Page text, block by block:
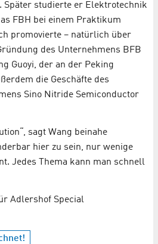
Später studierte er Elektrotechnik
FBH bei einem Praktikum
promovierte – natürlich über
des Unternehmens BFB
Guoyi, der an der Peking
die Geschäfte des
Sino Nitride Semiconductor
sagt Wang beinahe
hier zu sein, nur wenige
Jedes Thema kann man schnell
Adlershof Special